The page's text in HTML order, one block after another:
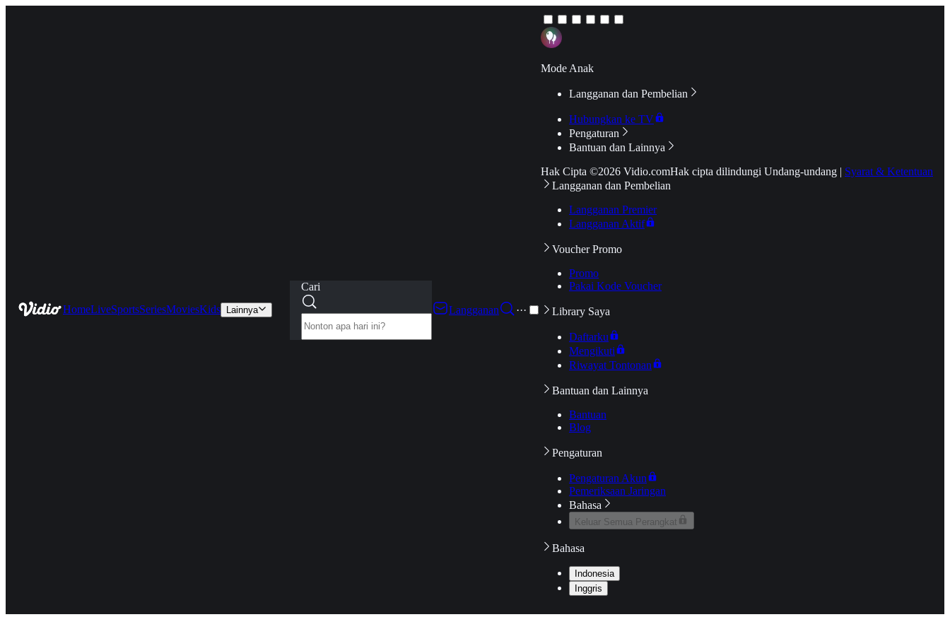
HomeLiveSportsSeriesMoviesKids Lainnya
Cari
Langganan
···
Mode Anak
Langganan dan Pembelian
Hubungkan ke TV
Pengaturan
Bantuan dan Lainnya
Hak Cipta ©2026 Vidio.comHak cipta dilindungi Undang-undang | Syarat & Ketentuan
Langganan dan Pembelian
Langganan Premier
Langganan Aktif
Voucher Promo
Promo
Pakai Kode Voucher
Library Saya
Daftarku
Mengikuti
Riwayat Tontonan
Bantuan dan Lainnya
Bantuan
Blog
Pengaturan
Pengaturan Akun
Pemeriksaan Jaringan
Bahasa
Keluar Semua Perangkat
Bahasa
Indonesia
Inggris